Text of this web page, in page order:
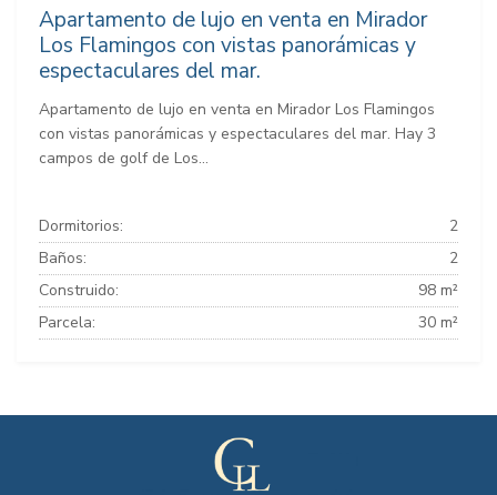
Apartamento de lujo en venta en Mirador
Los Flamingos con vistas panorámicas y
espectaculares del mar.
Apartamento de lujo en venta en Mirador Los Flamingos
con vistas panorámicas y espectaculares del mar. Hay 3
campos de golf de Los...
Dormitorios:
2
Baños:
2
Construido:
98 m²
Parcela:
30 m²